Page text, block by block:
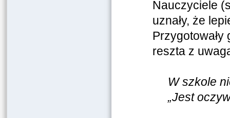
Nauczyciele
uznały, że
reszta z
W szkole
„Jest